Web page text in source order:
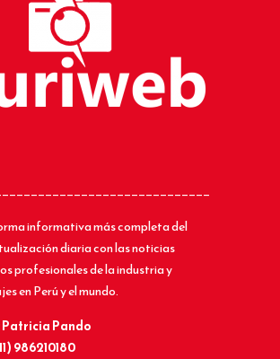
informativa más completa del
diaria con las noticias
profesionales de la industria y
en Perú y el mundo.
Pando
986210180